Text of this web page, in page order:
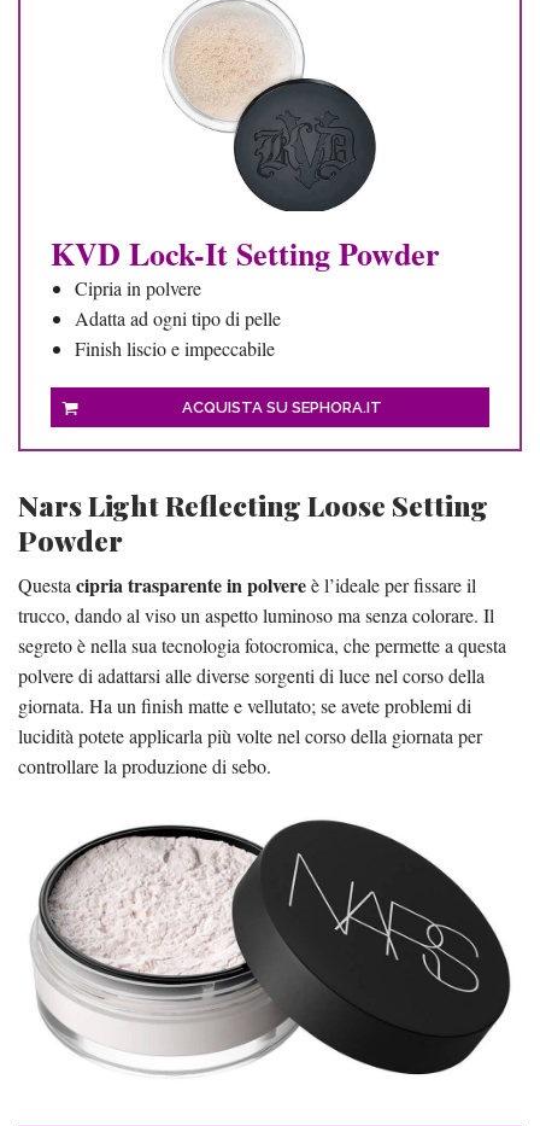
KVD Lock-It Setting Powder
Cipria in polvere
Adatta ad ogni tipo di pelle
Finish liscio e impeccabile
ACQUISTA SU SEPHORA.IT
Nars Light Reflecting Loose Setting
Powder
Questa cipria trasparente in polvereè l’ideale per fissare il
trucco, dando al viso un aspetto luminoso ma senza colorare. Il
segreto è nella sua tecnologia fotocromica, che permette a questa
polvere di adattarsi alle diverse sorgenti di luce nel corso della
giornata. Ha un finish matte e vellutato; se avete problemi di
lucidità potete applicarla più volte nel corso della giornata per
controllare la produzione di sebo.